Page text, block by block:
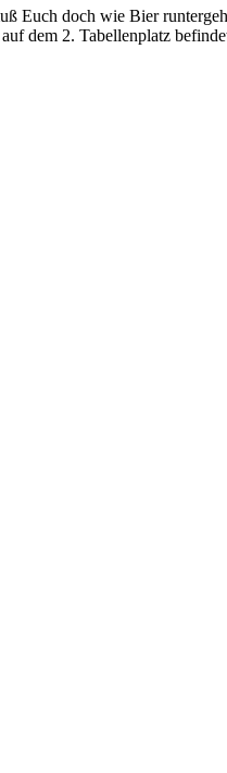
Euch doch wie Bier
dem 2. Tabellenplatz